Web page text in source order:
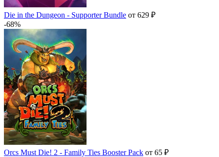
Die in the Dungeon - Supporter Bundle от 629 ₽
-68%
Orcs Must Die! 2 - Family Ties Booster Pack от 65 ₽